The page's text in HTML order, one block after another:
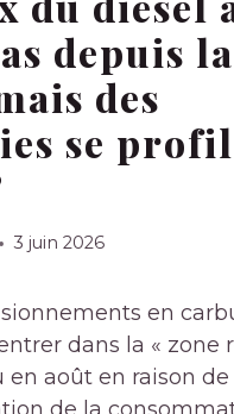
depuis
des
se
3 juin 2026
en
dans la « zone
en août en raison de